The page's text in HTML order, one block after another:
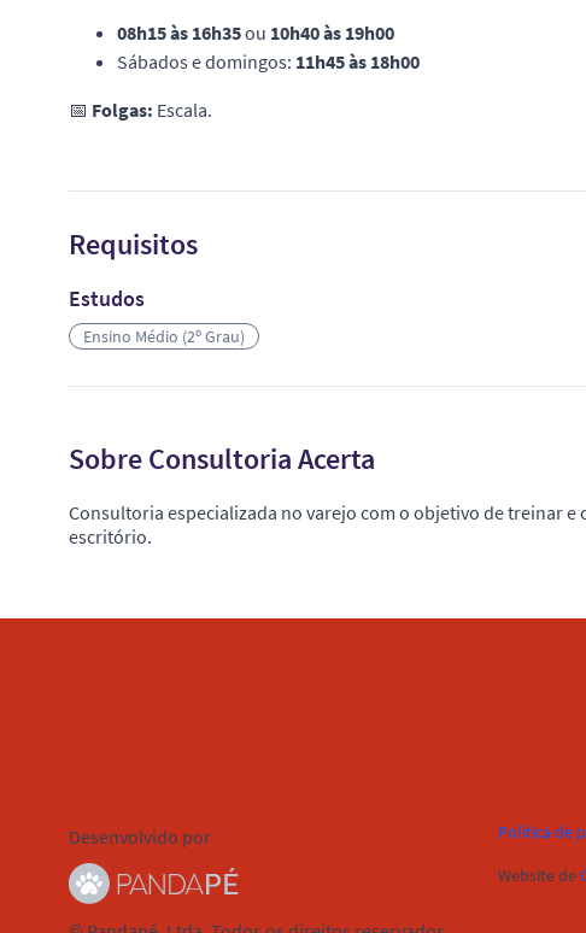
08h15 às 16h35ou 10h40 às 19h00
Sábados e domingos: 11h45 às 18h00
📅 Folgas: Escala.
Requisitos
Estudos
Ensino Médio (2º Grau)
Sobre Consultoria Acerta
Consultoria especializada no varejo com o objetivo de treinar
escritório.
Política de
Website de
Desenvolvido por